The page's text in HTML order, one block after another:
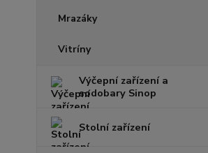
Mrazáky
Vitríny
Výčepní zařízení a
sodobary Sinop
Stolní zařízení